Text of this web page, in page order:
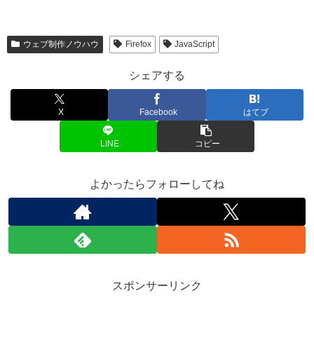
ウェブ制作ノウハウ Firefox JavaScript
シェアする
X Facebook はてブ
LINE コピー
よかったらフォローしてね
スポンサーリンク